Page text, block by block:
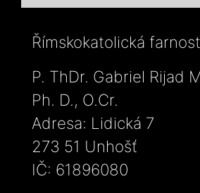
Římskokatolická
P. ThDr. Gabriel Rijad
Ph. D., O.Cr.
Adresa: Lidická 7
273 51 Unhošť
IČ: 61896080